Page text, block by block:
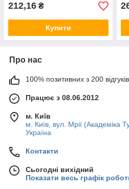
212,16 ₴
Купити
Про нас
100% позитивних з 200
Працює з 08.06.2012
м. Київ
м. Київ, вул. Мрії (Академіка
Україна
Контакти
Сьогодні вихідний
Показати весь графік